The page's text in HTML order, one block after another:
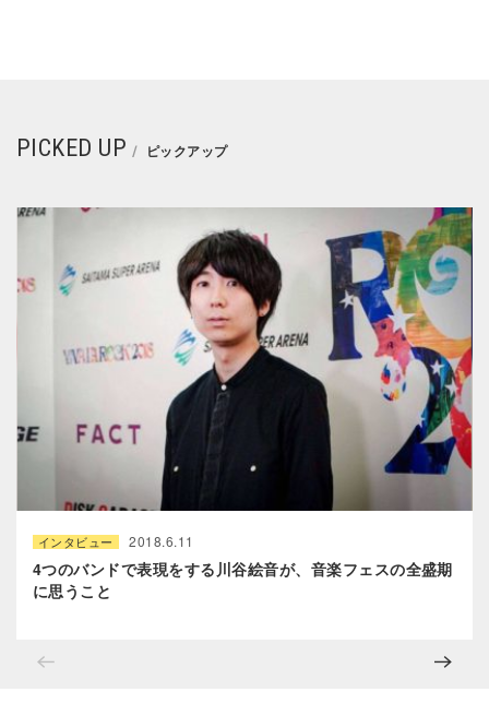
PICKED UP ピックアップ
インタビュー 2018.6.11
4つのバンドで表現をする川谷絵音が、音楽フェスの全盛期
に思うこと